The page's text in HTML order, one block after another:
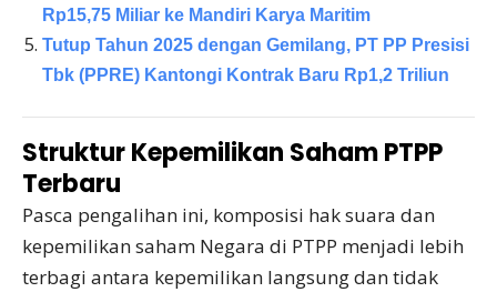
Rp15,75 Miliar ke Mandiri Karya Maritim
Tutup Tahun 2025 dengan Gemilang, PT PP Presisi
Tbk (PPRE) Kantongi Kontrak Baru Rp1,2 Triliun
Struktur Kepemilikan Saham PTPP
Terbaru
Pasca pengalihan ini, komposisi hak suara dan
kepemilikan saham Negara di PTPP menjadi lebih
terbagi antara kepemilikan langsung dan tidak